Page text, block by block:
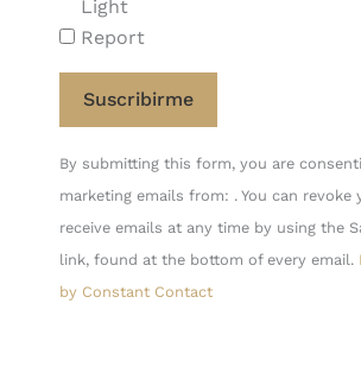
Light
Report
Constant
Contact
Use.
Please
leave
By submitting this form, you are
marketing emails from: . You can revoke
receive emails at any time by using the
link, found at the bottom of every email.
by Constant Contact